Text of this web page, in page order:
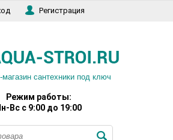
Регистрация
магазин сантехники под ключ
Режим работы:
Вс с 9:00 до 19:00